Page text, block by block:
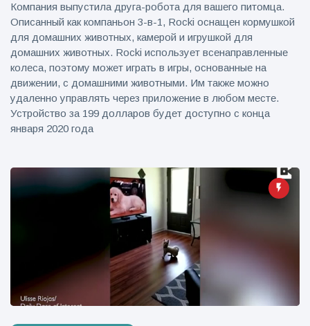
Компания выпустила друга-робота для вашего питомца.
Описанный как компаньон 3-в-1, Rocki оснащен кормушкой
для домашних животных, камерой и игрушкой для
домашних животных. Rocki использует всенаправленные
колеса, поэтому может играть в игры, основанные на
движении, с домашними животными. Им также можно
удаленно управлять через приложение в любом месте.
Устройство за 199 долларов будет доступно с конца
января 2020 года